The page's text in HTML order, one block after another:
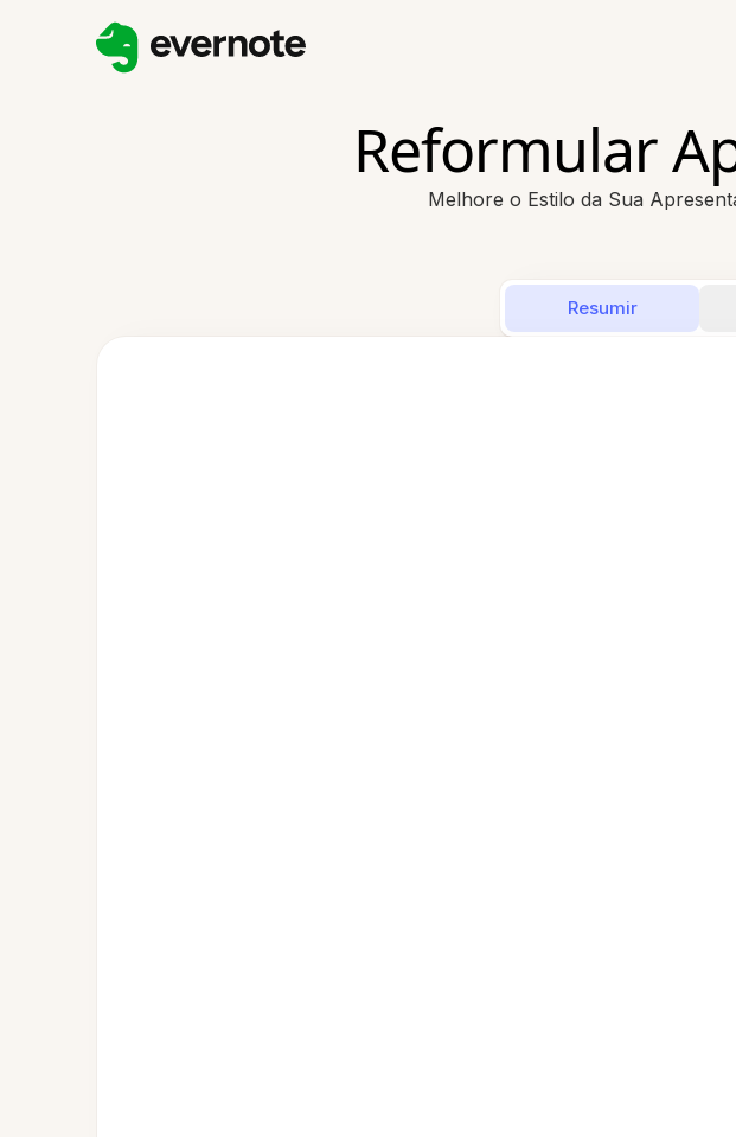
Reformular
Melhore o Estilo da Sua
Resumir